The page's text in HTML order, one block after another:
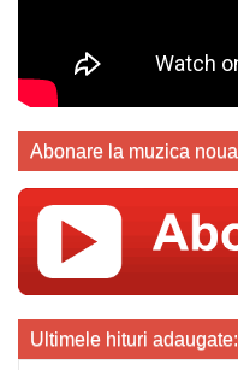
Abonare la muzica
Ultimele hituri adaugate: